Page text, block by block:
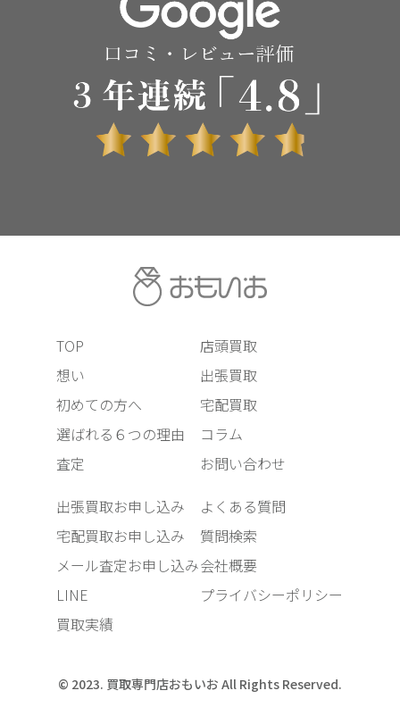
TOP
想い
初めての方へ
選ばれる６つの理由
査定
店頭買取
出張買取
宅配買取
コラム
お問い合わせ
出張買取お申し込み
宅配買取お申し込み
メール査定お申し込み
LINE
買取実績
よくある質問
質問検索
会社概要
プライバシーポリシー
© 2023. 買取専門店おもいお All Rights Reserved.